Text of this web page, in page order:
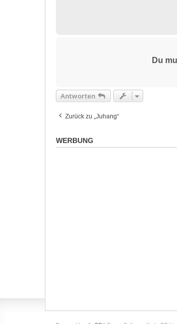
Du
Antworten
Zurück zu „Juhang“
WERBUNG